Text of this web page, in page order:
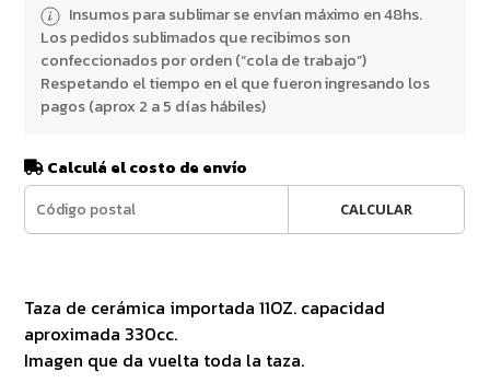
Insumos para sublimar se envían máximo en 48hs.
Los pedidos sublimados que recibimos son
confeccionados por orden (“cola de trabajo”)
Respetando el tiempo en el que fueron ingresando los
pagos (aprox 2 a 5 días hábiles)
Calculá el costo de envío
CALCULAR
Taza de cerámica importada 11OZ. capacidad
aproximada 330cc.
Imagen que da vuelta toda la taza.